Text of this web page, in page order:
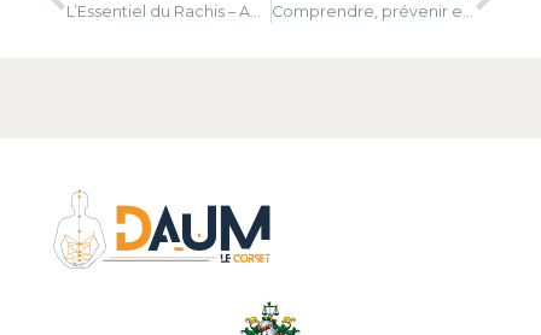
L’Essentiel du Rachis – Août 2024 Comprendre, prévenir et traiter l’arthrose dorsale